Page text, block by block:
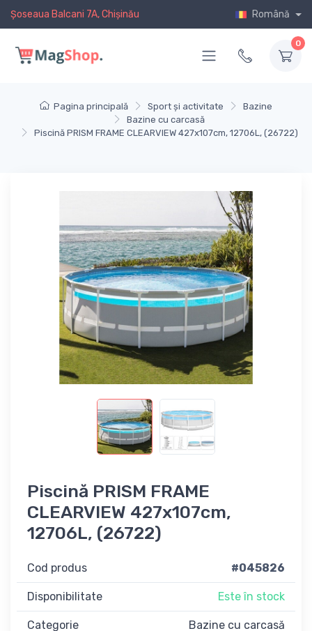
Șoseaua Balcani 7A, Chișinău Română
0
Pagina principală Sport și activitate
Bazine
Bazine cu carcasă
Piscină PRISM FRAME CLEARVIEW 427x107cm, 12706L, (26722)
Piscină PRISM FRAME
CLEARVIEW 427x107cm,
12706L, (26722)
Cod produs #045826
Disponibilitate Este în stock
Categorie Bazine cu carcasă